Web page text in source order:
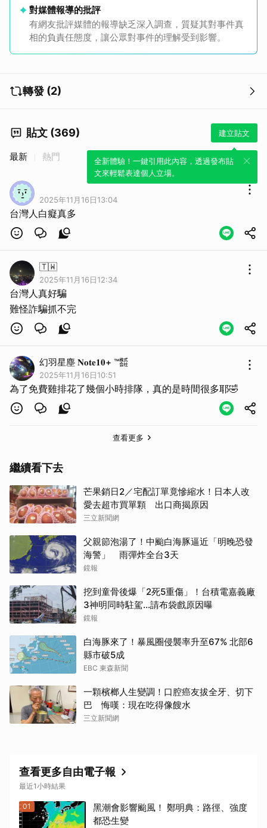
對媒體報導的批評
有網友批評媒體的報導缺乏深入調查，質疑其對事件真
相的負責任態度，讓公眾對事件的理解受到影響。
轉發 (2)
貼文 (369) 建立貼文
全新體驗！一鍵引用此內容，透過發布貼
文來輕鬆表達個人立場。
最新 熱門
2025年11月16日13:04
台灣人白癡真多
🇹🇼
2025年11月16日12:34
台灣人真好騙
難怪詐騙抓不完
幻羽星塵 𝐍𝐨𝐭𝐞𝟏𝟎+ ™㍿
2025年11月16日10:51
為了免費雞排花了幾個小時排隊，真的是時間很多耶🤣
查看更多
繼續看下去
芒果銷日2／宅配訂單竟慘縮水！日本人改
愛去超市買單顆 出口商揭原因
三立新聞網
父親節泡湯了！中颱白海豚逼近「明晚恐發
海警」 雨彈炸全台3天
鏡報
挖到童骨後爆「2死5重傷」！台積電嘉義廠
3神明同時駐駕...請布袋戲原因曝
鏡報
白海豚來了！暴風圈侵襲率升至67% 北部6
縣市破5成
EBC 東森新聞
一顆檳榔人生變調！口腔癌友拔全牙、切下
巴 悔嘆：現在吃得像餿水
三立新聞網
查看更多自由電子報
最近1小時結果
01
黑潮會影響颱風！ 鄭明典：路徑、強度
都恐生變